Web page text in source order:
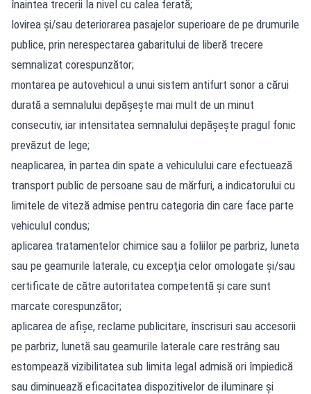
înaintea trecerii la nivel cu calea ferată;
lovirea şi/sau deteriorarea pasajelor superioare de pe drumurile
publice, prin nerespectarea gabaritului de liberă trecere
semnalizat corespunzător;
montarea pe autovehicul a unui sistem antifurt sonor a cărui
durată a semnalului depăşeşte mai mult de un minut
consecutiv, iar intensitatea semnalului depăşeşte pragul fonic
prevăzut de lege;
neaplicarea, în partea din spate a vehiculului care efectuează
transport public de persoane sau de mărfuri, a indicatorului cu
limitele de viteză admise pentru categoria din care face parte
vehiculul condus;
aplicarea tratamentelor chimice sau a foliilor pe parbriz, luneta
sau pe geamurile laterale, cu excepţia celor omologate şi/sau
certificate de către autoritatea competentă şi care sunt
marcate corespunzător;
aplicarea de afişe, reclame publicitare, înscrisuri sau accesorii
pe parbriz, lunetă sau geamurile laterale care restrâng sau
estompează vizibilitatea sub limita legal admisă ori împiedică
sau diminuează eficacitatea dispozitivelor de iluminare şi